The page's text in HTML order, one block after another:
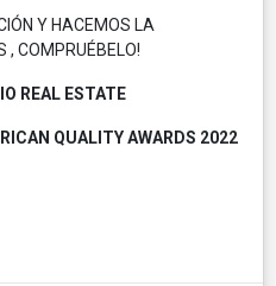
Y HACEMOS LA
, COMPRUÉBELO!
REAL ESTATE
QUALITY AWARDS 2022